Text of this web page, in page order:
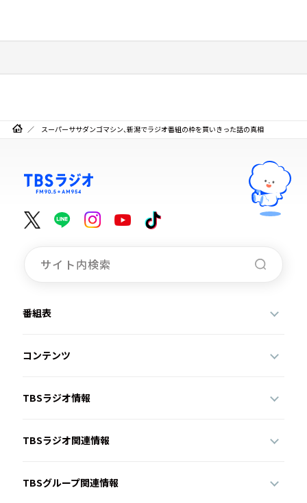
スーパーササダンゴマシン、新潟でラジオ番組の枠を買いきった話の真相
番組表
コンテンツ
TBSラジオ情報
TBSラジオ関連情報
TBSグループ関連情報